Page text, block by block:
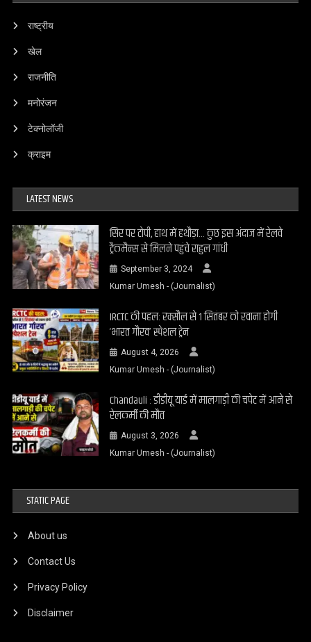
राष्ट्रीय
खेल
राजनीति
मनोरंजन
टेक्नोलॉजी
क्राइम
LATEST NEWS
सिर पर टोपी, हाथ में हथौड़ा… कुछ इस अंदाज में रेलवे
ट्रैकमैन्स से मिलने पहुंचे राहुल गांधी
September 3, 2024
Kumar Umesh - (Journalist)
IRCTC की पहल: रक्सौल से 1 सितंबर को रवाना होगी
‘भारत गौरव’ स्पेशल ट्रेन
August 4, 2026
Kumar Umesh - (Journalist)
Chandauli : डीडीयू यार्ड में मालगाड़ी की चपेट में आने से
रेलकर्मी की मौत
August 3, 2026
Kumar Umesh - (Journalist)
STATIC PAGE
About us
Contact Us
Privacy Policy
Disclaimer